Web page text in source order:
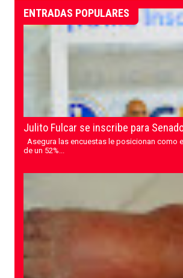
ENTRADAS POPULARES
Julito Fulcar se inscribe para
Asegura las encuestas le posicionan como
de un 52%...